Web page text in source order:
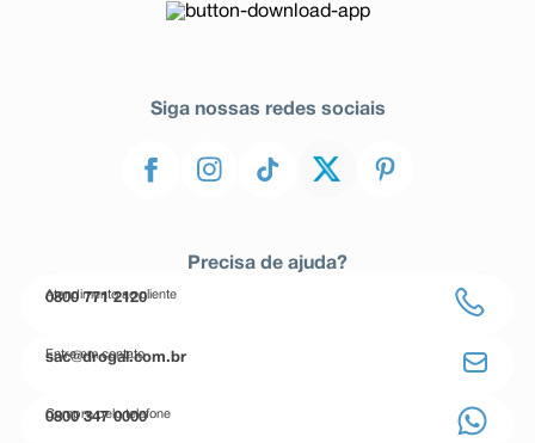
Siga nossas redes sociais
Precisa de ajuda?
Atendimento ao cliente
0800 771 2120
Entre em contato
sac@drogal.com.br
Compre pelo telefone
0800 347 0000